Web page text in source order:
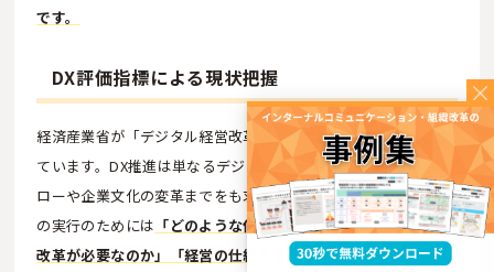
です。
DX評価指標による現状把握
経済産業省が「デジタル経営改革のための評価指標」をまとめ
ています。DX推進は単なるデジタル化ではなく、従来の業務フ
ローや企業文化の変革までをも求められます。したがって、そ
の実行のためには 「どのような価値を創出するか」「なぜその
改革が必要なのか」「経営の仕組みをどう作り変えるのか」な